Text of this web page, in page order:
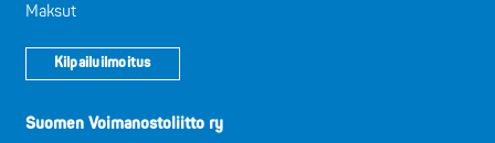
Maksut
Kilpailuilmoitus
Suomen Voimanostoliitto ry